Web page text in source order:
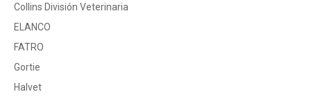
Collins División Veterinaria
ELANCO
FATRO
Gortie
Halvet